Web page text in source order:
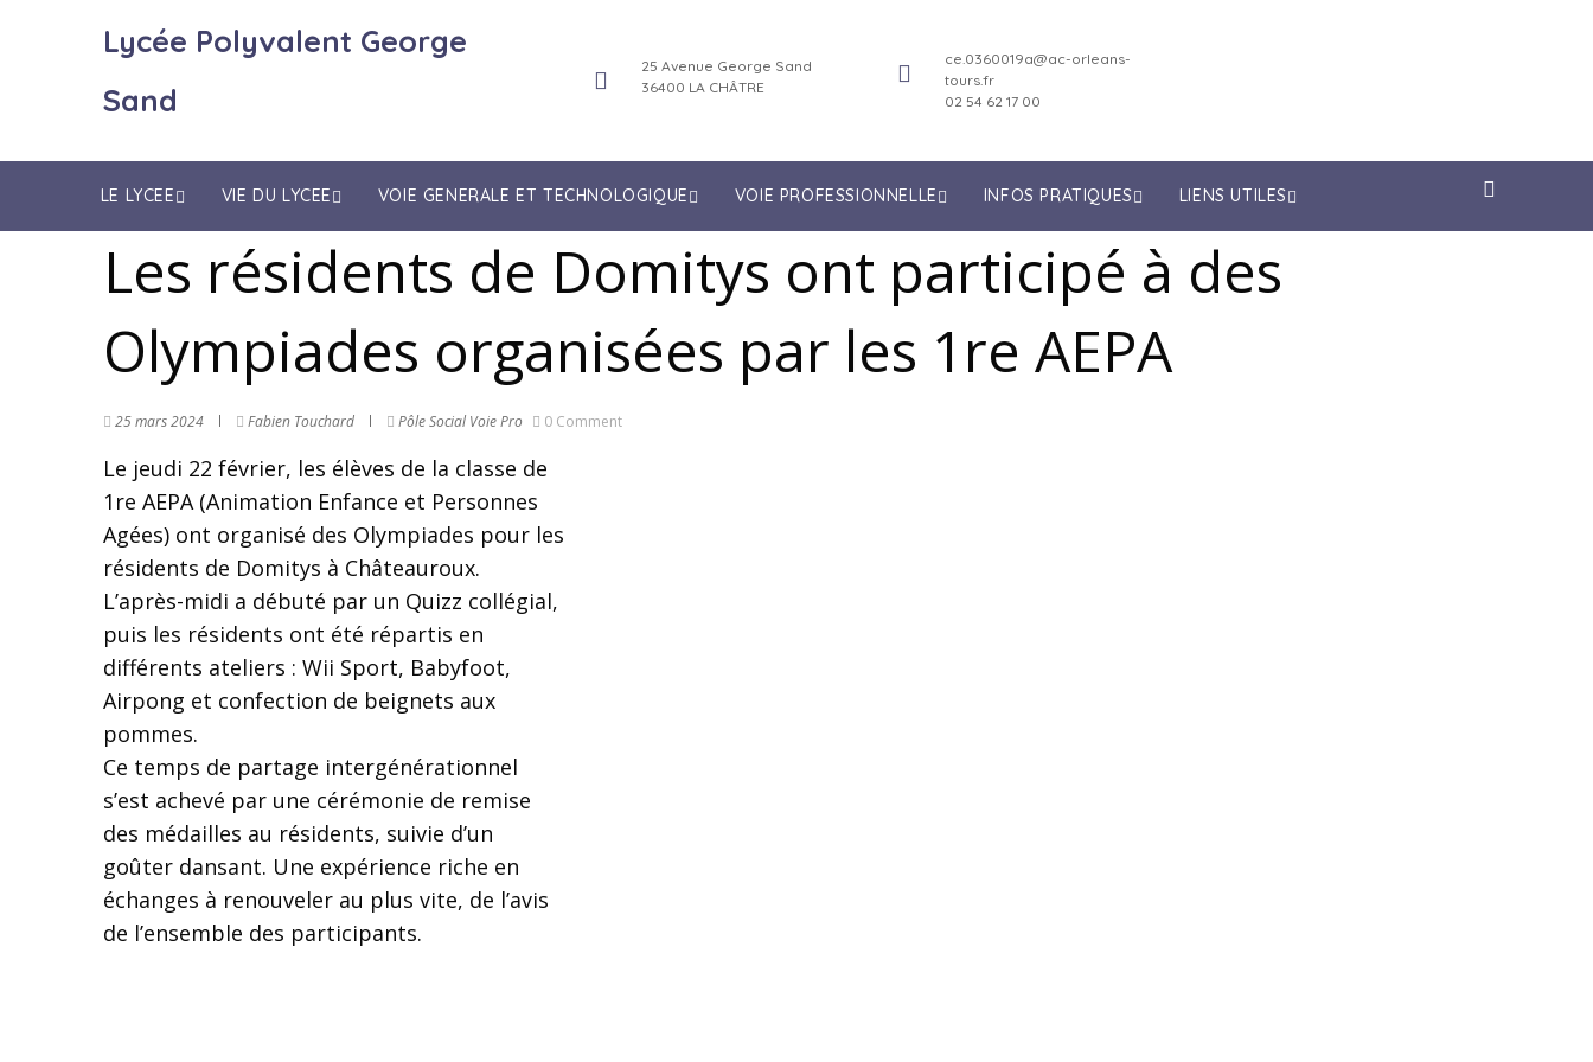
Lycée Polyvalent George
Sand
25 Avenue George Sand
36400 LA CHÂTRE
ce.0360019a@ac-orleans-
tours.fr
02 54 62 17 00
LE LYCEE VIE DU LYCEE VOIE GENERALE ET TECHNOLOGIQUE VOIE PROFESSIONNELLE INFOS PRATIQUES LIENS UTILES
Les résidents de Domitys ont participé à des
Olympiades organisées par les 1re AEPA
25 mars 2024 Fabien Touchard Pôle Social Voie Pro 0 Comment
Le jeudi 22 février, les élèves de la classe de
1re AEPA (Animation Enfance et Personnes
Agées) ont organisé des Olympiades pour les
résidents de Domitys à Châteauroux.
L’après-midi a débuté par un Quizz collégial,
puis les résidents ont été répartis en
différents ateliers : Wii Sport, Babyfoot,
Airpong et confection de beignets aux
pommes.
Ce temps de partage intergénérationnel
s’est achevé par une cérémonie de remise
des médailles au résidents, suivie d’un
goûter dansant. Une expérience riche en
échanges à renouveler au plus vite, de l’avis
de l’ensemble des participants.